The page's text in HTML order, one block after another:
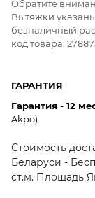
Обратите
Вытяжки
безналичный
код товара:
ГАРАНТИЯ
Гарантия - 12
Akpo).
Стоимость
Беларуси -
ст.м. Площадь